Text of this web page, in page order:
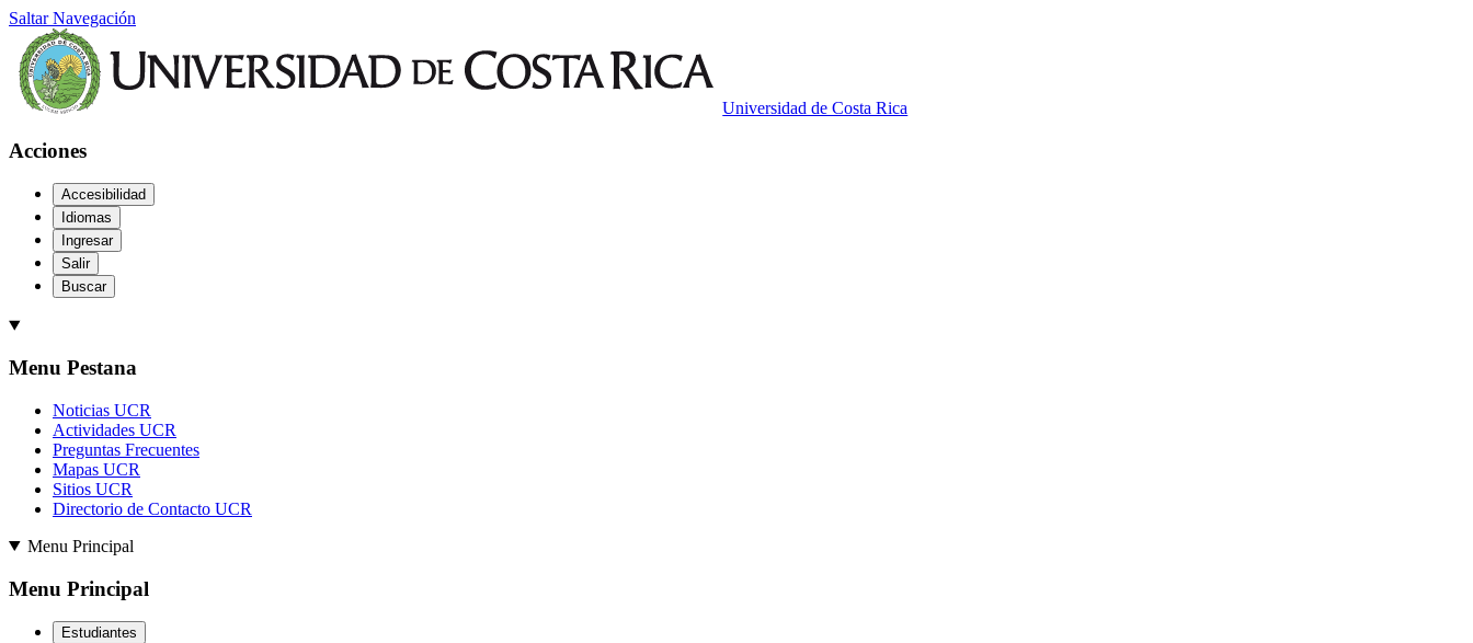
Saltar Navegación
Universidad de Costa Rica
Acciones
Accesibilidad
Idiomas
Ingresar
Salir
Buscar
Menu Pestana
Noticias UCR
Actividades UCR
Preguntas Frecuentes
Mapas UCR
Sitios UCR
Directorio de Contacto UCR
Menu Principal
Menu Principal
Estudiantes